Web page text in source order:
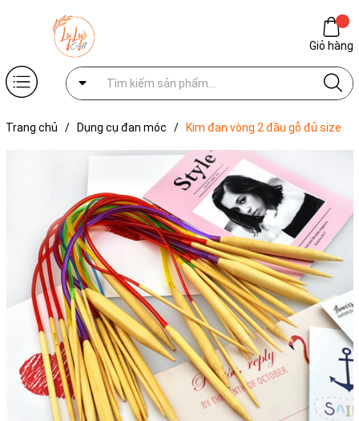
Giỏ hàng
Trang chủ / Dụng cụ đan móc /
Kim đan vòng 2 đầu gỗ đủ size